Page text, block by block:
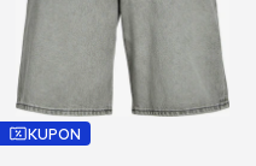
KUPON